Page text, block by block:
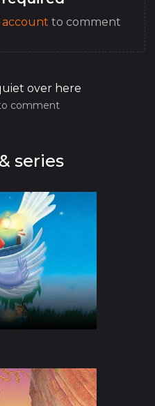
to comment
over here
comment
series